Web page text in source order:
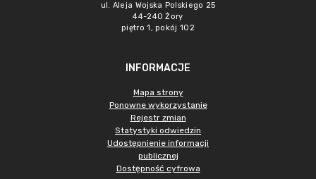
ul. Aleja Wojska Polskiego 25
44-240 Żory
piętro 1, pokój 102
INFORMACJE
Mapa strony
Ponowne wykorzystanie
Rejestr zmian
Statystyki odwiedzin
Udostępnienie informacji
publicznej
Dostępność cyfrowa